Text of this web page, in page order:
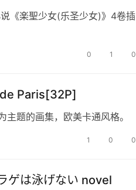
《楽聖少女(乐圣少女)》4卷插
0 1 0
Paris[32P]
题的画集，欧美卡通风格。
1 0 0
は泳げない novel